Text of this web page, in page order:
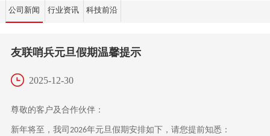
公司新闻 行业资讯 科技前沿
友联哨兵元旦假期温馨提示
2025-12-30
尊敬的客户及合作伙伴：
新年将至，我司 2026年元旦假期安排如下，请您提前知悉：